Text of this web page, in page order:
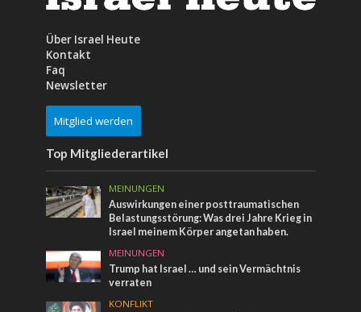
Über Israel Heute
Kontakt
Faq
Newsletter
Mitglied werden
Top Mitgliederartikel
MEINUNGEN
Auswirkungen einer posttraumatischen
Belastungsstörung: Was drei Jahre Krieg in
Israel meinem Körper angetan haben.
MEINUNGEN
Trump hat Israel … und sein Vermächtnis
verraten
KONFLIKT